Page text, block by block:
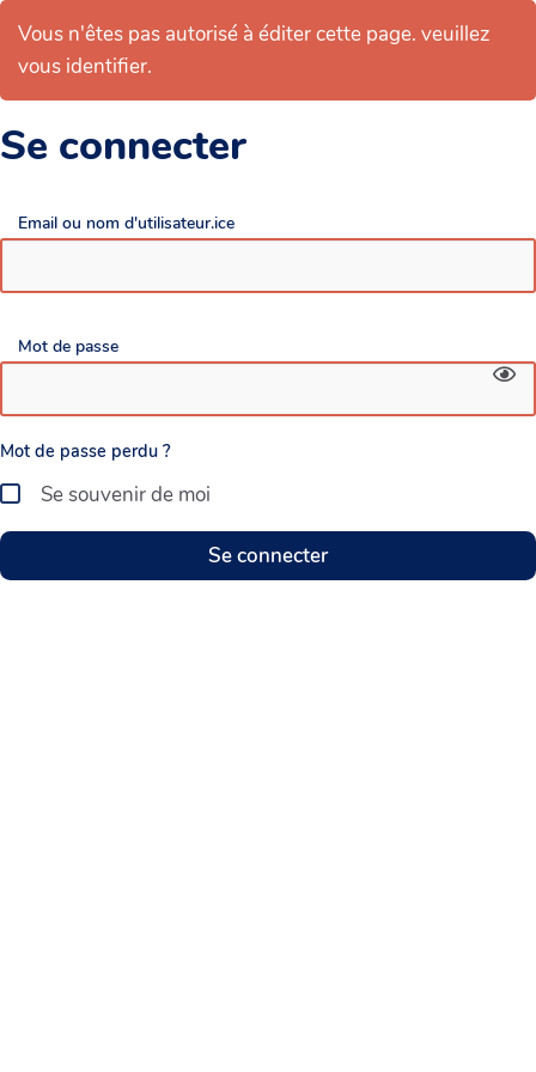
Vous n'êtes pas autorisé à éditer cette page. veuillez
vous identifier.
Se connecter
Email ou nom d'utilisateur.ice
Mot de passe
Mot de passe perdu ?
Se souvenir de moi
Se connecter